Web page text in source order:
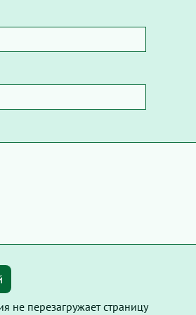
не перезагружает страницу